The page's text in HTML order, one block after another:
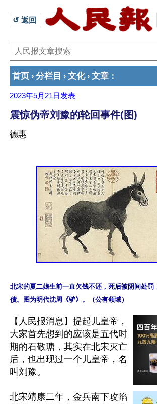
↺ 返回
首页 › 分栏目 › 文化› 文章 ：
2023年5月21日 发表
震惊伪帝刘豫的轮回事件(图)
德惠
北宋的夏二娘生前一直欠钱不还，死后被阴间处罚
【人民报消息】提起儿皇帝，
大家首先想到的应该是五代时
期的石敬瑭，其实在北宋灭亡
后，也出现过一个儿皇帝，名
叫刘豫。
北宋靖康二年，金兵南下攻陷